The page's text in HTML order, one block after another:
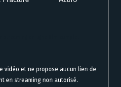
vidéo et ne propose aucun lien de
en streaming non autorisé.